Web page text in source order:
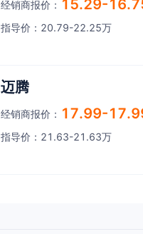
经销商报价： 15.29-
指导价：20.79-22.25万
迈腾
经销商报价： 17.99-
指导价：21.63-21.63万